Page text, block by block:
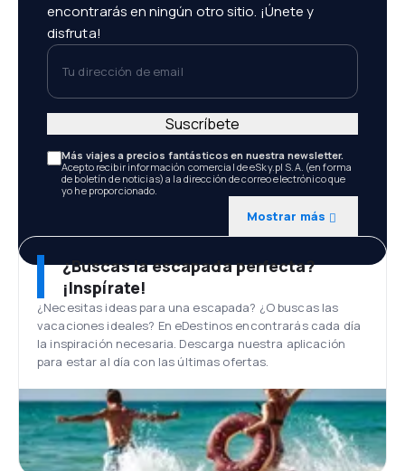
encontrarás en ningún otro sitio. ¡Únete y
disfruta!
Tu dirección de email
Más viajes a precios fantásticos en nuestra newsletter.
Acepto recibir información comercial de eSky.pl S.A. (en forma
de boletín de noticias) a la dirección de correo electrónico que
yo he proporcionado.
Mostrar más
Suscríbete
¿Buscas la escapada perfecta?
¡Inspírate!
¿Necesitas ideas para una escapada? ¿O buscas las
vacaciones ideales? En eDestinos encontrarás cada día
la inspiración necesaria. Descarga nuestra aplicación
para estar al día con las últimas ofertas.